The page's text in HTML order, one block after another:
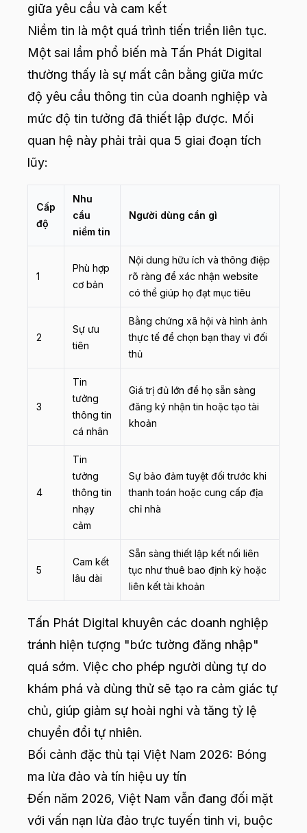
giữa yêu cầu và cam kết
Niềm tin là một quá trình tiến triển liên tục.
Một sai lầm phổ biến mà Tấn Phát Digital
thường thấy là sự mất cân bằng giữa mức
độ yêu cầu thông tin của doanh nghiệp và
mức độ tin tưởng đã thiết lập được. Mối
quan hệ này phải trải qua 5 giai đoạn tích
lũy:
Cấp
độ
Nhu
cầu
niềm tin
Người dùng cần gì
1
Phù hợp
cơ bản
Nội dung hữu ích và thông điệp
rõ ràng để xác nhận website
có thể giúp họ đạt mục tiêu
2
Sự ưu
tiên
Bằng chứng xã hội và hình ảnh
thực tế để chọn bạn thay vì đối
thủ
3
Tin
tưởng
thông tin
cá nhân
Giá trị đủ lớn để họ sẵn sàng
đăng ký nhận tin hoặc tạo tài
khoản
4
Tin
tưởng
thông tin
nhạy
cảm
Sự bảo đảm tuyệt đối trước khi
thanh toán hoặc cung cấp địa
chỉ nhà
5
Cam kết
lâu dài
Sẵn sàng thiết lập kết nối liên
tục như thuê bao định kỳ hoặc
liên kết tài khoản
Tấn Phát Digital khuyên các doanh nghiệp
tránh hiện tượng "bức tường đăng nhập"
quá sớm. Việc cho phép người dùng tự do
khám phá và dùng thử sẽ tạo ra cảm giác tự
chủ, giúp giảm sự hoài nghi và tăng tỷ lệ
chuyển đổi tự nhiên.
Bối cảnh đặc thù tại Việt Nam 2026: Bóng
ma lừa đảo và tín hiệu uy tín
Đến năm 2026, Việt Nam vẫn đang đối mặt
với vấn nạn lừa đảo trực tuyến tinh vi, buộc